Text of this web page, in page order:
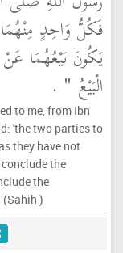
فَكُلُّ وَاحِدٍ مِنْهُمَا
يَكُونَ بَيْعُهُمَا
الْبَيْعُ ‏" ‏ ‏.‏
to me, from Ibn
'the two parties to
they have not
the
the
)